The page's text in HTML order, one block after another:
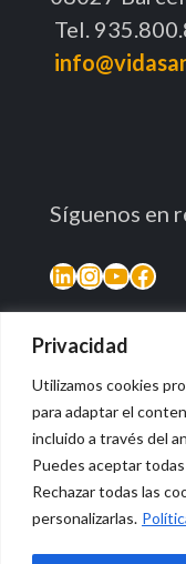
Privacidad
Utilizamos cookies
para adaptar el
incluido a través del
Puedes aceptar
Rechazar todas las
personalizarlas.
Tel.
Síguenos en
LinkedIn
Instagram
© 2026
Aviso legal